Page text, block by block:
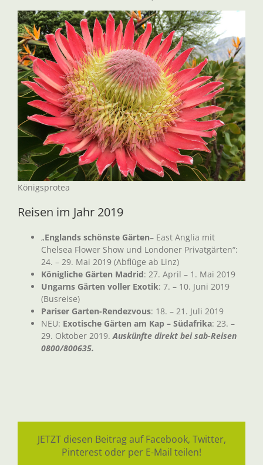
Königsprotea
Reisen im Jahr 2019
„Englands schönste Gärten– East Anglia mit
Chelsea Flower Show und Londoner Privatgärten“:
24. – 29. Mai 2019 (Abflüge ab Linz)
Königliche Gärten Madrid: 27. April – 1. Mai 2019
Ungarns Gärten voller Exotik: 7. – 10. Juni 2019
(Busreise)
Pariser Garten-Rendezvous: 18. – 21. Juli 2019
NEU: Exotische Gärten am Kap – Südafrika: 23. –
29. Oktober 2019.Auskünfte direkt bei sab-Reisen
0800/800635.
JETZT diesen Beitrag auf Facebook, Twitter,
Pinterest oder per E-Mail teilen!